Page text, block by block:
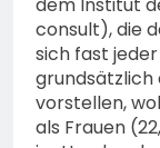
dem Institut
consult), die
sich fast
grundsätzlich
vorstellen,
als Frauen